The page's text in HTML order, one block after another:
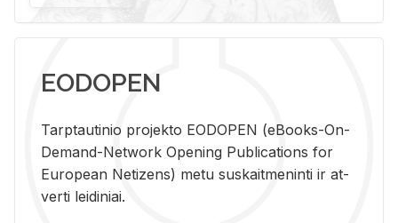
EODOPEN
Tarp­tau­ti­nio pro­jek­to EO­DO­PEN (eBo­oks-On-
De­mand-Ne­twork Ope­ning Pub­li­ca­tions for
Eu­ro­pe­an Ne­ti­zens) metu su­skait­me­nin­ti ir at­
ver­ti lei­di­niai.